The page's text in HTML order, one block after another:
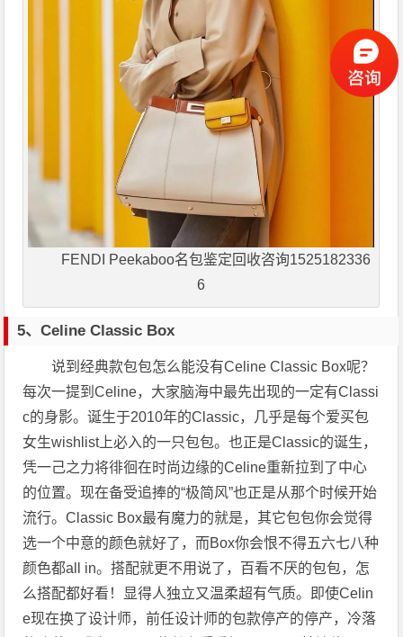
FENDI Peekaboo名包鉴定回收咨询1525182336
6
5、Celine Classic Box
说到经典款包包怎么能没有Celine Classic Box呢？
每次一提到Celine，大家脑海中最先出现的一定有Classi
c的身影。诞生于2010年的Classic，几乎是每个爱买包
女生wishlist上必入的一只包包。也正是Classic的诞生，
凭一己之力将徘徊在时尚边缘的Celine重新拉到了中心
的位置。现在备受追捧的“极简风”也正是从那个时候开始
流行。Classic Box最有魔力的就是，其它包包你会觉得
选一个中意的颜色就好了，而Box你会恨不得五六七八种
颜色都all in。搭配就更不用说了，百看不厌的包包，怎
么搭配都好看！显得人独立又温柔超有气质。即使Celin
e现在换了设计师，前任设计师的包款停产的停产，冷落